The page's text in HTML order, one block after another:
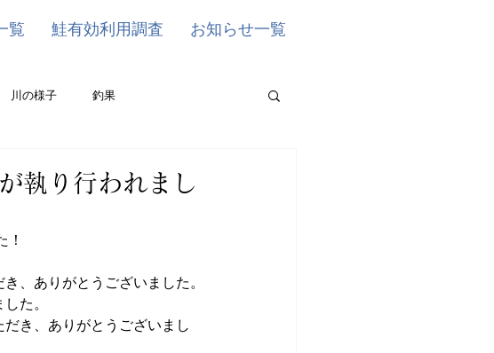
覧 鮭有効利用調査 お知らせ一覧
川の様子 釣果
執り行われまし
！
、ありがとうございました。
た。
き、ありがとうございまし